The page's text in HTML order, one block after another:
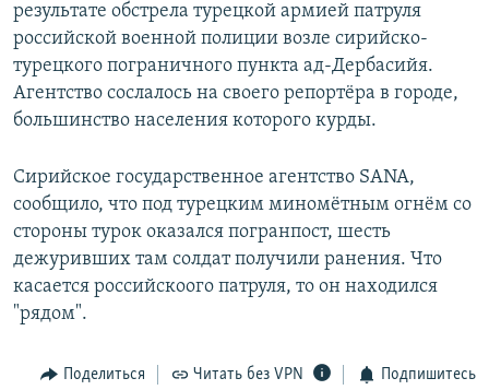
результате обстрела турецкой армией патруля
российской военной полиции возле сирийско-
турецкого пограничного пункта ад-Дербасийя.
Агентство сослалось на своего репортёра в городе,
большинство населения которого курды.
Сирийское государственное агентство SANA,
сообщило, что под турецким миномётным огнём со
стороны турок оказался погранпост, шесть
дежуривших там солдат получили ранения. Что
касается российскоого патруля, то он находился
"рядом".
Поделиться Читать без VPN Подпишитесь